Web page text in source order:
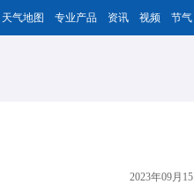
天气地图 专业产品 资讯 视频 节气
2023年09月